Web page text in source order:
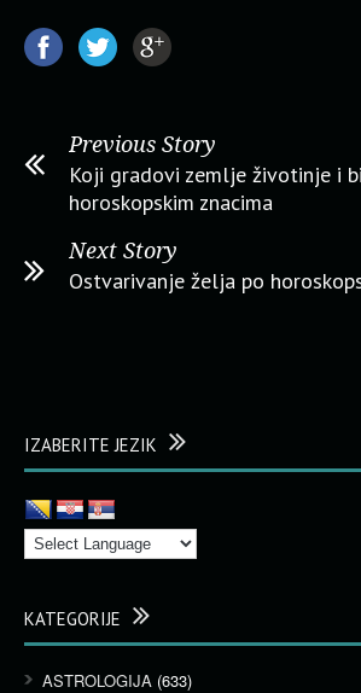
Previous Story
Koji gradovi zemlje životinje i
horoskopskim znacima
Next Story
Ostvarivanje želja po
IZABERITE JEZIK
KATEGORIJE
ASTROLOGIJA (633)